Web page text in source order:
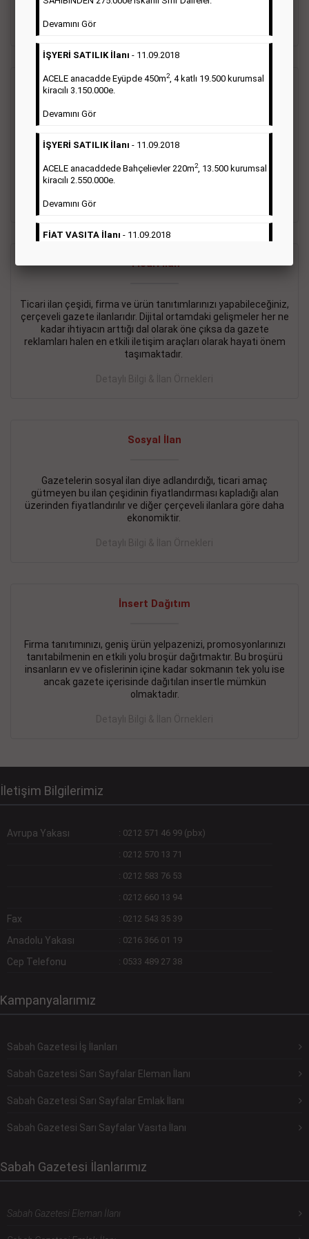
Detaylı Bilgi & İlan Örnekleri
Vasıta İlanı
Sarı sayfa ilanlar alım- satım, duyuru, mini reklam şeklinde
ifade edilebilen ilanlardır. Gazetelerin tirajını önemli ölçüde
etkilerler ve gazete gelirlerinin de önemli bir bölümünü
oluştururlar.Sabah sarı sayfa eleman ilanlarında 6 kelime
sayısı şartı aranmamaktadır.
Detaylı Bilgi & İlan Örnekleri
Ticari İlan
Ticari ilan çeşidi, firma ve ürün tanıtımlarınızı yapabileceğiniz,
çerçeveli gazete ilanlarıdır. Dijital ortamdaki gelişmeler her ne
kadar ihtiyacın arttığı dal olarak öne çıksa da gazete
reklamları halen en etkili iletişim araçları olarak hayati önem
taşımaktadır.
Detaylı Bilgi & İlan Örnekleri
Sosyal İlan
Gazetelerin sosyal ilan diye adlandırdığı, ticari amaç
gütmeyen bu ilan çeşidinin fiyatlandırması kapladığı alan
üzerinden fiyatlandırılır ve diğer çerçeveli ilanlara göre daha
ekonomiktir.
Detaylı Bilgi & İlan Örnekleri
İnsert Dağıtım
Firma tanıtımınızı, geniş ürün yelpazenizi, promosyonlarınızı
tanıtabilmenin en etkili yolu broşür dağıtmaktır. Bu broşürü
insanların ev ve ofislerinin içine kadar sokmanın tek yolu ise
ancak gazete içerisinde dağıtılan insertle mümkün
olmaktadır.
Detaylı Bilgi & İlan Örnekleri
İletişim Bilgilerimiz
Avrupa Yakası : 0212 571 46 99 (pbx)
: 0212 570 13 71
: 0212 583 76 53
: 0212 660 13 94
Fax : 0212 543 35 39
Anadolu Yakası : 0216 366 01 19
Cep Telefonu : 0533 489 27 38
Kampanyalarımız
Sabah Gazetesi İş İlanları
Sabah Gazetesi Sarı Sayfalar Eleman İlanı
Sabah Gazetesi Sarı Sayfalar Emlak İlanı
Sabah Gazetesi Sarı Sayfalar Vasıta İlanı
Sabah Gazetesi İlanlarımız
Sabah Gazetesi Eleman İlanı
Devamını Gör
İŞYERİ SATILIK İlanı - 11.09.2018
ACELE anacadde Eyüpde 450m2, 4 katlı 19.500 kurumsal
kiracılı 3.150.000e.
Devamını Gör
İŞYERİ SATILIK İlanı - 11.09.2018
ACELE anacaddede Bahçelievler 220m2, 13.500 kurumsal
kiracılı 2.550.000e.
Devamını Gör
FİAT VASITA İlanı - 11.09.2018
2.800.000e kurumsal mağaza.
BAKIRKÖY SATILIK İlanı- 11.09.2018
KARTALTEPEde kelepir 2+ 1 satılık daire
İŞYERİ KİRALIK İlanı - 11.09.2018
BEYLİKDÜZÜ Kavaklıda 4 katlı bina
DEVREMÜLK KİRALIK İlanı- 11.09.2018
SİNYE Tekstile Şoförlüğü olan 35 yaşını aşmamış, Depo
elemanı alınacaktır. Osmanbey, Şişli
Devamını Gör